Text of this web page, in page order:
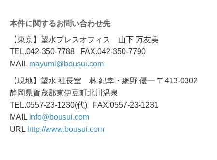
本件に関するお問い合わせ先
【東京】望水プレスオフィス 山下 万友美
TEL.042-350-7788 FAX.042-350-7790
MAIL mayumi@bousui.com
【現地】望水 社長室 林 紀幸・網野 優一 〒413-0302
静岡県賀茂郡東伊豆町北川温泉
TEL.0557-23-1230(代) FAX.0557-23-1231
MAIL info@bousui.com
URL http://www.bousui.com